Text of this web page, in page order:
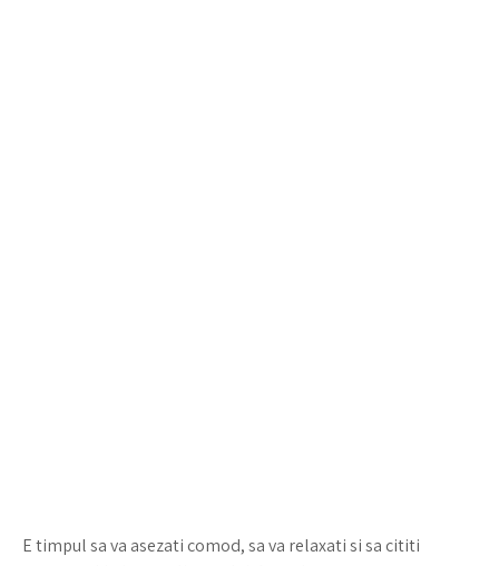
E timpul sa va asezati comod, sa va relaxati si sa cititi